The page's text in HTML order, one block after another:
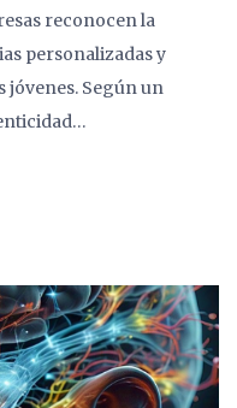
reconocen la
personalizadas y
jóvenes. Según un